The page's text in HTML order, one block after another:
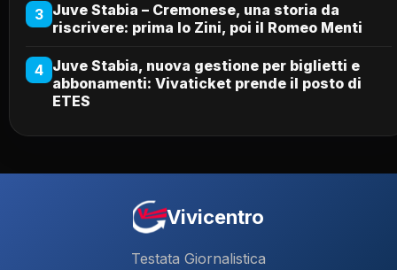
3 Juve Stabia – Cremonese, una storia da
riscrivere: prima lo Zini, poi il Romeo Menti
4 Juve Stabia, nuova gestione per biglietti e
abbonamenti: Vivaticket prende il posto di
ETES
Vivicentro
Testata Giornalistica